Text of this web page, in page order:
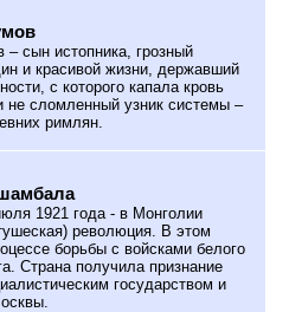
сын истопника, грозный
и красивой жизни, державший
с которого капала кровь
не сломленный узник системы –
римлян.
1921 года - в Монголии
революция. В этом
борьбы с войсками белого
Страна получила признание
государством и